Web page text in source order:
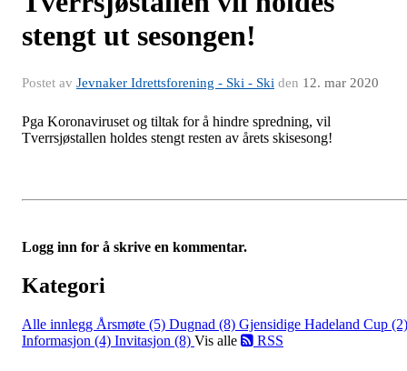
stengt ut sesongen!
Postet av Jevnaker Idrettsforening - Ski - Ski den 12. mar 2020
Pga Koronaviruset og tiltak for å hindre spredning, vil
Tverrsjøstallen holdes stengt resten av årets skisesong!
Logg inn for å skrive en kommentar.
Kategori
Alle innlegg Årsmøte (5) Dugnad (8) Gjensidige Hadeland Cup (2)
Informasjon (4) Invitasjon (8) Vis alle RSS